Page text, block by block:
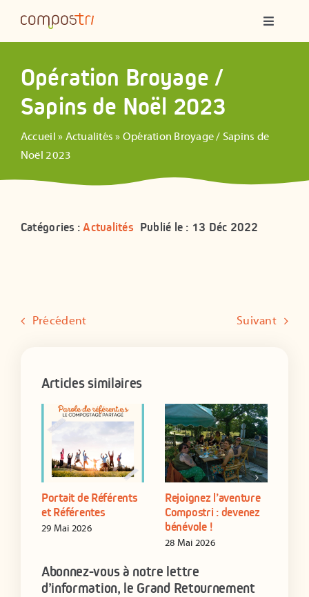
à
Compostage partagé
Ateliers
ADHÉRER
Opération Broyage /
Sapins de Noël 2023
Accueil » Actualités » Opération Broyage / Sapins de
Noël 2023
Catégories :Actualités Publié le : 13 Déc 2022
Précédent Suivant
Articles similaires
Portait de Référents
et Référentes
29 Mai 2026
Rejoignez l’aventure
Compostri : devenez
bénévole !
28 Mai 2026
Abonnez-vous à notre lettre
d’information, le Grand Retournement